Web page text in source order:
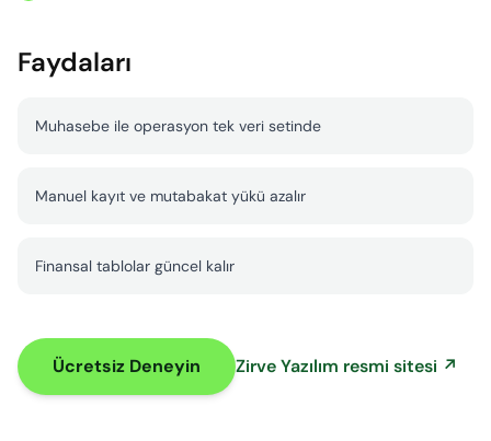
Faydaları
Muhasebe ile operasyon tek veri setinde
Manuel kayıt ve mutabakat yükü azalır
Finansal tablolar güncel kalır
Ücretsiz Deneyin Zirve Yazılım resmi sitesi ↗